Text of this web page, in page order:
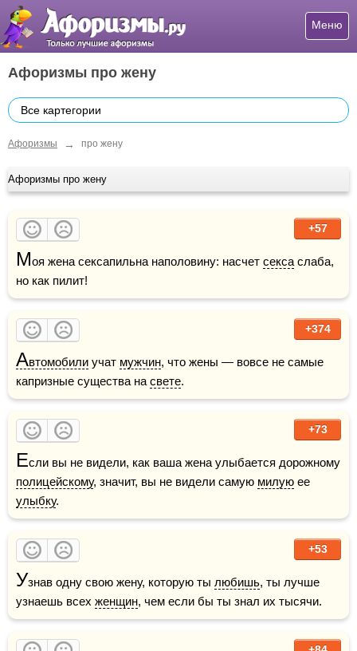
Меню
Афоризмы про жену
Все картегории
Афоризмы → про жену
Афоризмы про жену
+57
Моя жена сексапильна наполовину: насчет секса слаба,
но как пилит!
+374
Автомобили учат мужчин, что жены — вовсе не самые
капризные существа на свете.
+73
Е
полицейскому, значит, вы не видели самую милую
улыбку.
+53
Узнав одну свою жену, которую ты любишь, ты лучше
узнаешь всех женщин, чем если бы ты знал их тысячи.